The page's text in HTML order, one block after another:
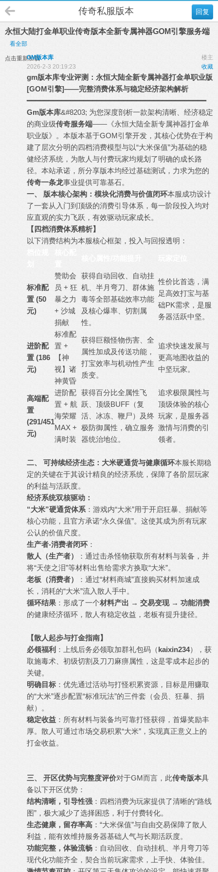
回复
传奇私服版本
永恒大陆打金单职业传奇版本全新专属神器GOM引擎服务端
看全部
点击重新加载 楼主
GM版本库
收藏
2026-2-3 20:19:23
gm版本库专业评测：永恒大陆全新专属神器打金单职业版
[GOM引擎]——完整消费体系与稳定经济架构解析
━━━━━━━━━━━━━━━━━━━━━━━━━━━━━━━━━━━━━━━━━
Gm版本库&#8203; 为您深度剖析一款架构清晰、经济稳定
的商业级传奇服务端——《永恒大陆全新专属神器打金单
职业版》。本版本基于GOM引擎开发，其核心优势在于构
建了层次分明的四档消费模型与以“大米保值”为基础的稳
健经济系统，为散人与付费玩家均规划了明确的成长路
径。本站承诺，所分享版本均经过基础测试，力求为您的
传奇一条龙事业提供可靠基石。
一、 版本核心架构：模块化消费与价值闭环本服成功设计
了一套从入门到顶级的消费引导体系，每一阶段投入均对
应直观的实力飞跃，有效驱动玩家成长。
【四档消费体系精析】
以下消费结构为本服核心框架，投入与回报透明：
标准配
置 (50
元)
赞助会
员 + 狂
暴之力
+ 沙城
捐献
获得自动回收、自动挂
机、半月弯刀、群体施
毒等全部基础效率功能
及核心爆率、切割属
性。
性价比首选，满
足高效打宝与基
础PK需求，是服
务器活跃中坚。
进阶配
置 (186
元)
标准配
置 +
【神
视】诸
神黄昏
获得巨额怪物伤害、全
属性加成及传送功能，
打宝效率与机动性产生
质变。
追求快速发展与
更高地图收益的
中坚玩家。
高端配
置
(291/451
元)
进阶配
置 + 航
海荣耀
MAX +
满时装
获得百分比全属性飞
跃、顶级BUFF（复
活、冰冻、鞭尸）及终
极防御属性，确立服务
器统治地位。
追求极限属性与
顶级体验的核心
玩家，是服务器
激情与消费的引
领者。
二、 可持续经济生态：大米硬通货与健康循环本服长期稳
定的关键在于其设计精良的经济系统，保障了各阶层玩家
的利益与活跃度。
经济系统双核驱动：
“大米”硬通货体系 ：游戏内“大米”用于开启狂暴、捐献等
核心功能，且官方承诺“永久保值”。这使其成为所有玩家
公认的价值尺度。
生产者-消费者闭环：
散人（生产者）
：通过击杀怪物获取所有材料与装备，并
将“天使之泪”等材料出售给需求方换取“大米”。
老板（消费者）
：通过“材料商城”直接购买材料加速成
长，消耗的“大米”流入散人手中。
循环结果 ：形成了一个材料产出 → 交易变现 → 功能消费
的健康经济循环，散人有稳定收益，老板有提升捷径。
【散人起步与打金指南】
必领福利 ：上线后务必领取加群礼包码（kaixin234），获
取施毒术、初级切割及刀刀麻痹属性，这是零成本起步的
关键。
明确目标：优先通过活动与打怪积累资源，目标是用赚取
的“大米”逐步配置“标准玩法”的三件套（会员、狂暴、捐
献）。
稳定收益 ：所有材料与装备均可靠打怪获得，首爆奖励丰
厚。散人可通过市场交易积累“大米”，实现真正意义上的
打金收益。
三、 开区优势与完整度评价对于GM而言，此传奇版本具
备以下开区优势：
结构清晰，引导性强 ：四档消费为玩家提供了清晰的“路线
图”，极大减少了选择困惑，利于付费转化。
生态健康，留存率高 ：“大米保值”与自由交易保障了散人
利益，能有效维持服务器基础人气与长期活跃度。
功能完整，体验流畅 ：自动回收、自动挂机、半月弯刀等
现代化功能齐全，契合当前玩家需求，上手快、体验佳。